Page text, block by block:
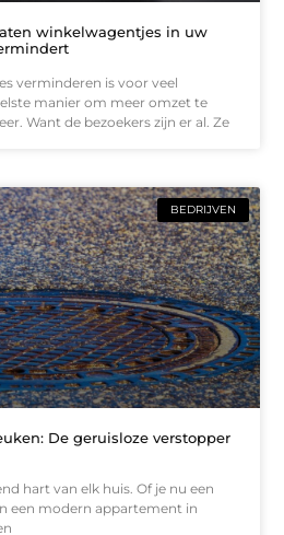
winkelwagentjes in uw
verminderen is voor veel
manier om meer omzet te
Want de bezoekers zijn er al. Ze
BEDRIJVEN
De geruisloze verstopper
hart van elk huis. Of je nu een
een modern appartement in